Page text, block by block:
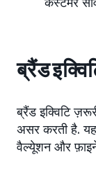
ब्रैंड
ब्रैंड इक्विटि
असर करती है.
वैल्यूेशन और